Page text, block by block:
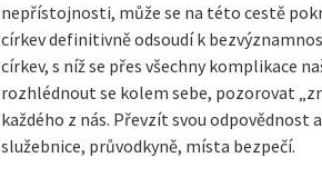
nepřístojnosti, může se na této cestě
církev definitivně odsoudí k
církev, s níž se přes všechny komplikace
rozhlédnout se kolem sebe, pozorovat
každého z nás. Převzít svou
služebnice, průvodkyně, místa bezpečí.